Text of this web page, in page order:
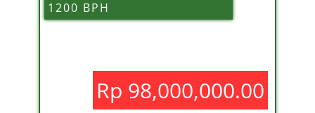
1200 BPH
Rp 98,000,000.00